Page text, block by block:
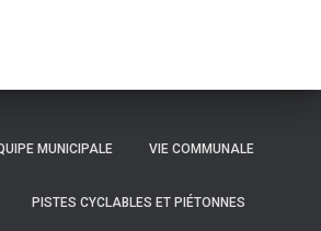
MUNICIPALE VIE COMMUNALE
PISTES CYCLABLES ET PIÉTONNES